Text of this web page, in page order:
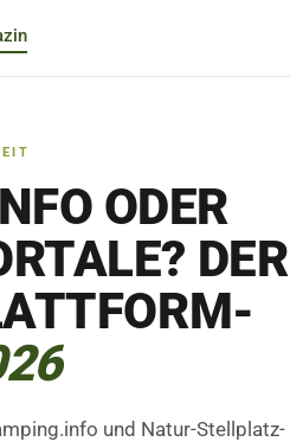
ODER
DER
V
und Natur-Stellplatz-